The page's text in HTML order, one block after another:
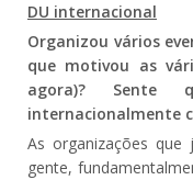
DU internacional
Organizou vários
que motivou as
agora)? Sente
internacionalmente
As organizações
gente,